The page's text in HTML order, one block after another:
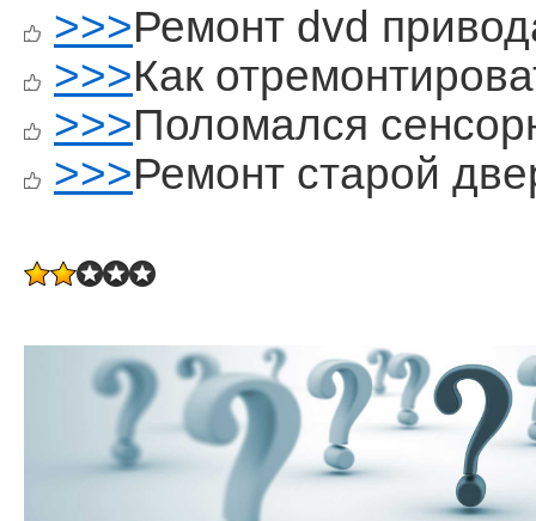
>>>Ремонт dvd
>>>Как
>>>Поломался
>>>Ремонт старой